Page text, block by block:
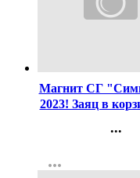
Магнит СГ
2023! Заяц в
...
Регистрация
more_horiz